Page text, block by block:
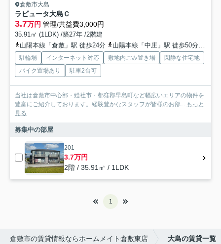
倉敷市大島
ラピュータ大島Ｃ
3.7万円 管理/共益費3,000円
35.91㎡ (1LDK) /築27年 /2階建
山陽本線「倉敷」駅 徒歩24分
山陽本線「中庄」駅 徒歩50分
駐輪場 インターネット対応 敷地内ごみ置き場
閑静な住宅地
バイク置場あり
駐車2台可
当社は倉敷市中心部・総社市・都窪郡早島町など幅広いエリアの物件を
豊富にご紹介しております。経験豊かなスタッフが皆様のお部...
もっと
見る
募集中の部屋
201
3.7万円
2階 / 35.91㎡ / 1LDK
1
倉敷市の賃貸情報ならホームメイト倉敷東店 大島の賃貸一覧